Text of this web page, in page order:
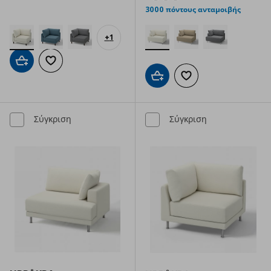
+1
Προσθήκη στο καλάθι
Προσθήκη στα αγαπημένα
3000 πόντους ανταμοιβής
Προσθήκη στο καλάθι
Προσθήκη στα
Σύγκριση Σύγκριση